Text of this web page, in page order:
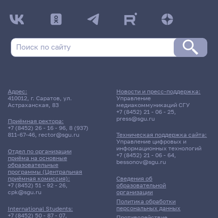
Адрес:
410012, г. Саратов, ул.
Астраханская, 83
Приёмная ректора:
+7 (8452) 26 - 16 - 96, 8 (937)
811-67-46, rector@sgu.ru
Отдел по организации
приёма на основные
образовательные
программы (Центральная
приёмная комиссия):
+7 (8452) 51 - 92 - 26,
cpk@sgu.ru
International Students:
+7 (8452) 50 - 87 - 07,
Сведения об
образовательной
организации
Политика обработки
персональных данных
Новости и пресс-поддержка:
Управление
медиакоммуникаций СГУ
+7 (8452) 21 - 06 - 25,
press@sgu.ru
Техническая поддержка сайта:
Управление цифровых и
информационных технологий
+7 (8452) 21 - 06 - 64,
bessonov@sgu.ru